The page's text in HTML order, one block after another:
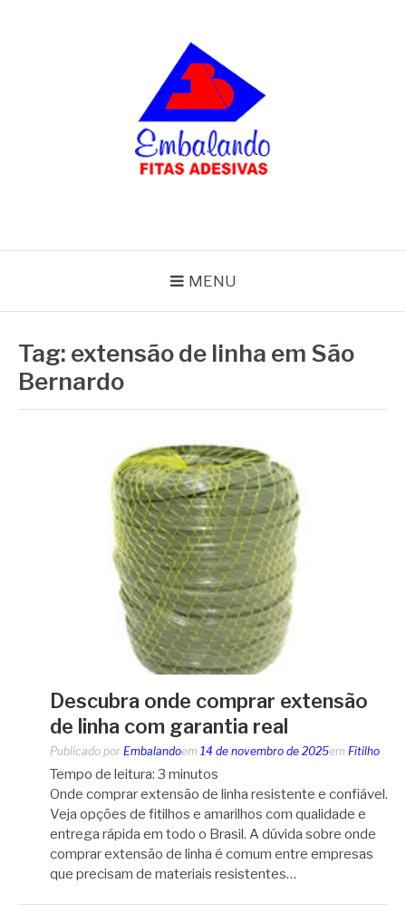
MENU
Tag: extensão de linha em São
Bernardo
Descubra onde comprar extensão
de linha com garantia real
Publicado por Embalandoem 14 de novembro de 2025em Fitilho
Tempo de leitura: 3 minutos
Onde comprar extensão de linha resistente e confiável.
Veja opções de fitilhos e amarilhos com qualidade e
entrega rápida em todo o Brasil. A dúvida sobre onde
comprar extensão de linha é comum entre empresas
que precisam de materiais resistentes…